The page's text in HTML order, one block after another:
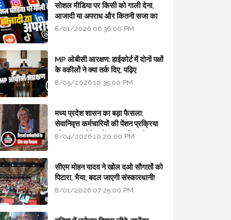
सोशल मीडिया पर किसी को गाली देना,
आजादी या अपराध और कितनी सजा का
प्रावधान - free legal advice
8/01/2026 06:36:00 PM
MP ओबीसी आरक्षण: हाईकोर्ट में दोनों पक्षों
के वकीलों ने क्या तर्क दिए, पढ़िए
8/05/2026 10:35:00 PM
मध्य प्रदेश शासन का बड़ा फैसला:
सेवानिवृत्त कर्मचारियों की पेंशन प्रक्रिया
और बजट कोडिंग में हुए क्रांतिकारी
8/04/2026 10:20:00 PM
सीएम मोहन यादव ने खोल दओ सौगातों को
पिटारा, भैया, बदल जाएगी संस्कारधानी!
8/01/2026 07:25:00 PM